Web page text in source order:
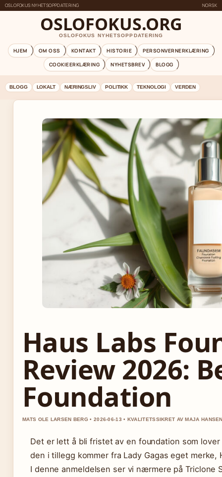
OSLOFOKUS NYHETSOPPDATERING NORSK
OSLOFOKUS.ORG
OSLOFOKUS NYHETSOPPDATERING
HJEM OM OSS KONTAKT HISTORIE
PERSONVERNERKLÆRING
COOKIEERKLÆRING
NYHETSBREV BLOGG
BLOGG LOKALT NÆRINGSLIV POLITIKK TEKNOLOGI VERDEN
Haus Labs
Review 2026:
Foundation
MATS OLE LARSEN BERG • 2026-06-13 • KVALITETSSIKRET AV MAJA
Det er lett å bli fristet av en foundation som
den i tillegg kommer fra Lady Gagas eget
I denne anmeldelsen ser vi nærmere på Triclone